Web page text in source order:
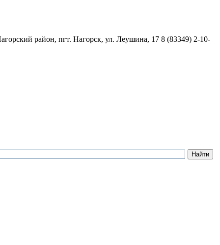
район, пгт. Нагорск, ул. Леушина, 17 8 (83349) 2-10-